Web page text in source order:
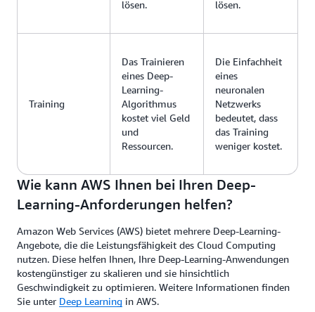
lösen.
lösen.
Training
Das Trainieren
eines Deep-
Learning-
Algorithmus
kostet viel Geld
und
Ressourcen.
Die Einfachheit
eines
neuronalen
Netzwerks
bedeutet, dass
das Training
weniger kostet.
Wie kann AWS Ihnen bei Ihren Deep-
Learning-Anforderungen helfen?
Amazon Web Services (AWS) bietet mehrere Deep-Learning-
Angebote, die die Leistungsfähigkeit des Cloud Computing
nutzen. Diese helfen Ihnen, Ihre Deep-Learning-Anwendungen
kostengünstiger zu skalieren und sie hinsichtlich
Geschwindigkeit zu optimieren. Weitere Informationen finden
Sie unter Deep Learning in AWS.